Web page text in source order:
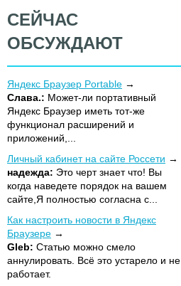
СЕЙЧАС
ОБСУЖДАЮТ
Яндекс Браузер Portable
Слава.: Может-ли портативный
Яндекс Браузер иметь тот-же
функционал расширений и
приложений,...
Личный кабинет на сайте Россети
надежда: Это черт знает что! Вы
когда наведете порядок на вашем
сайте,Я полностью согласна с...
Как настроить новости в Яндекс
Браузере
Gleb: Статью можно смело
аннулировать. Всё это устарело и не
работает.